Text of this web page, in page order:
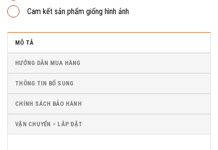
Cam kết sản phẩm giống hình ảnh
MÔ TẢ
HƯỚNG DẪN MUA HÀNG
THÔNG TIN BỔ SUNG
CHÍNH SÁCH BẢO HÀNH
VẬN CHUYỂN – LẮP ĐẶT